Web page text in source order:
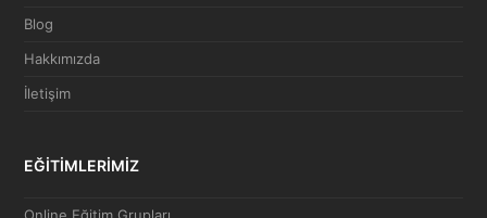
Blog
Hakkımızda
İletişim
EĞİTİMLERİMİZ